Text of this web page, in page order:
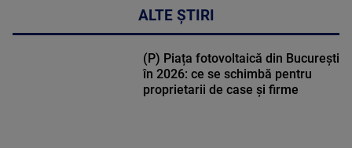
ALTE ȘTIRI
(P) Piața fotovoltaică din București
în 2026: ce se schimbă pentru
proprietarii de case și firme